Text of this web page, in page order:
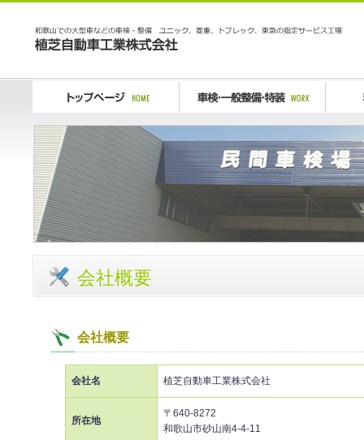
トップページ Home 車検・一般整備・特装 料金
会社概要
会社概要
会社名 植芝自動車工業株式会社
所在地
〒640-8272
和歌山市砂山南4-4-11